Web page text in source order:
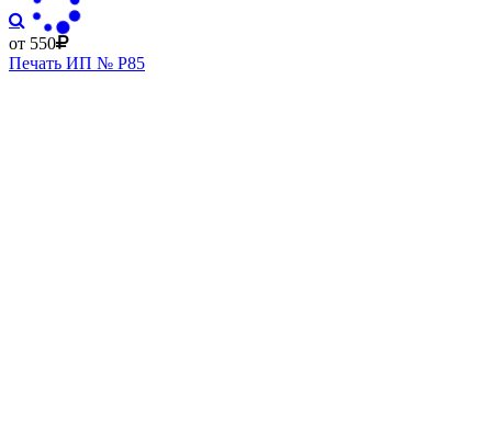
от 550
Печать ИП № Р85